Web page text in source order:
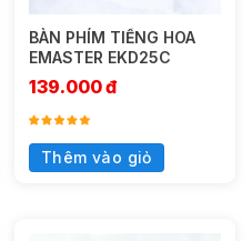
BÀN PHÍM TIẾNG HOA
EMASTER EKD25C
139.000đ
Thêm vào giỏ